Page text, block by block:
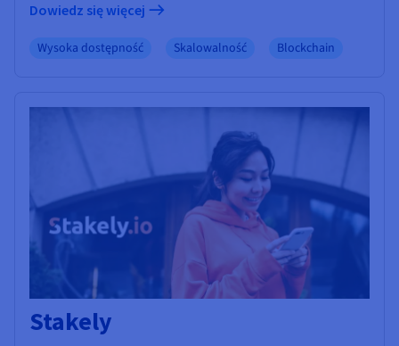
Dowiedz się więcej
Wysoka dostępność Skalowalność Blockchain
Stakely